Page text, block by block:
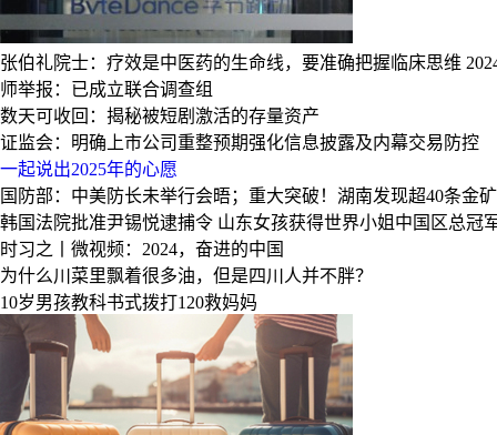
张伯礼院士：疗效是中医药的生命线，要准确把握临床思维
师举报：已成立联合调查组
数天可收回：揭秘被短剧激活的存量资产
证监会：明确上市公司重整预期强化信息披露及内幕交易防控
一起说出2025年的心愿
国防部：中美防长未举行会晤；重大突破！湖南发现超40条金
韩国法院批准尹锡悦逮捕令 山东女孩获得世界小姐中国区总冠
时习之丨微视频：2024，奋进的中国
为什么川菜里飘着很多油，但是四川人并不胖？
10岁男孩教科书式拨打120救妈妈